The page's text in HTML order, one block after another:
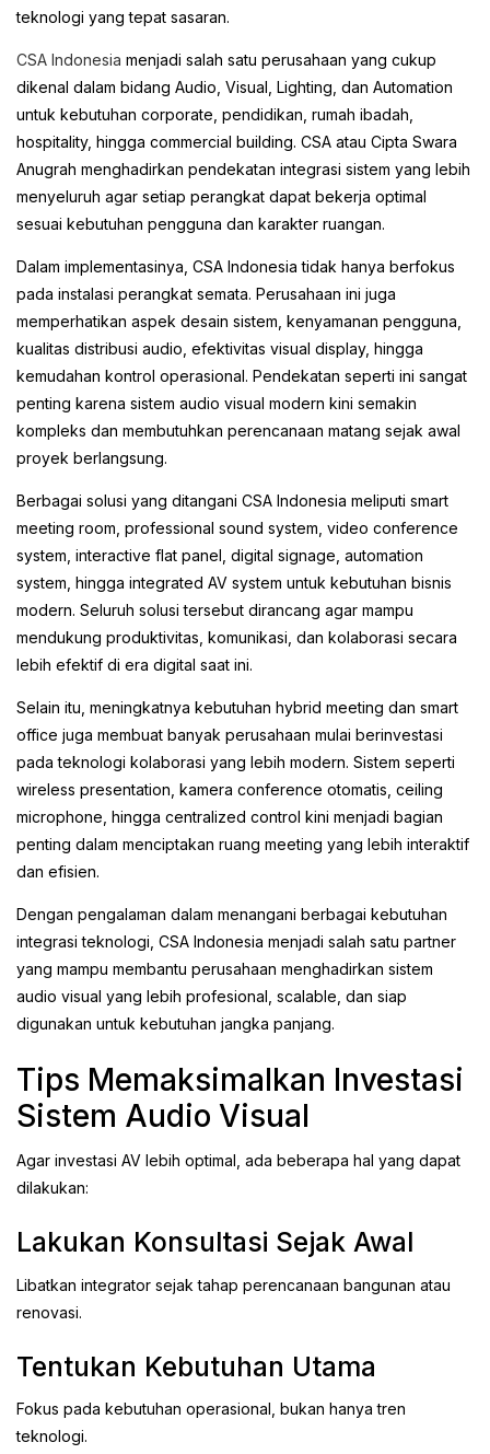
teknologi yang tepat sasaran.
CSA Indonesia menjadi salah satu perusahaan yang cukup
dikenal dalam bidang Audio, Visual, Lighting, dan Automation
untuk kebutuhan corporate, pendidikan, rumah ibadah,
hospitality, hingga commercial building. CSA atau Cipta Swara
Anugrah menghadirkan pendekatan integrasi sistem yang lebih
menyeluruh agar setiap perangkat dapat bekerja optimal
sesuai kebutuhan pengguna dan karakter ruangan.
Dalam implementasinya, CSA Indonesia tidak hanya berfokus
pada instalasi perangkat semata. Perusahaan ini juga
memperhatikan aspek desain sistem, kenyamanan pengguna,
kualitas distribusi audio, efektivitas visual display, hingga
kemudahan kontrol operasional. Pendekatan seperti ini sangat
penting karena sistem audio visual modern kini semakin
kompleks dan membutuhkan perencanaan matang sejak awal
proyek berlangsung.
Berbagai solusi yang ditangani CSA Indonesia meliputi smart
meeting room, professional sound system, video conference
system, interactive flat panel, digital signage, automation
system, hingga integrated AV system untuk kebutuhan bisnis
modern. Seluruh solusi tersebut dirancang agar mampu
mendukung produktivitas, komunikasi, dan kolaborasi secara
lebih efektif di era digital saat ini.
Selain itu, meningkatnya kebutuhan hybrid meeting dan smart
office juga membuat banyak perusahaan mulai berinvestasi
pada teknologi kolaborasi yang lebih modern. Sistem seperti
wireless presentation, kamera conference otomatis, ceiling
microphone, hingga centralized control kini menjadi bagian
penting dalam menciptakan ruang meeting yang lebih interaktif
dan efisien.
Dengan pengalaman dalam menangani berbagai kebutuhan
integrasi teknologi, CSA Indonesia menjadi salah satu partner
yang mampu membantu perusahaan menghadirkan sistem
audio visual yang lebih profesional, scalable, dan siap
digunakan untuk kebutuhan jangka panjang.
Tips Memaksimalkan Investasi
Sistem Audio Visual
Agar investasi AV lebih optimal, ada beberapa hal yang dapat
dilakukan:
Lakukan Konsultasi Sejak Awal
Libatkan integrator sejak tahap perencanaan bangunan atau
renovasi.
Tentukan Kebutuhan Utama
Fokus pada kebutuhan operasional, bukan hanya tren
teknologi.